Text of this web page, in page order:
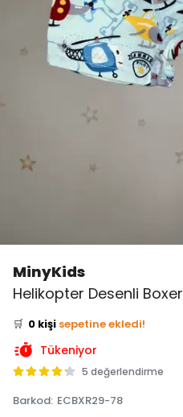
MinyKids
Helikopter Desenli Boxer
👀 Şu an 5 kişi
inceliyor!
Bu ürünü
🛒 0 kişi sepetine ekledi!
✅ Bugün 0 adet
Tükeniyor
5 değerlendirme
Barkod: ECBXR29-78